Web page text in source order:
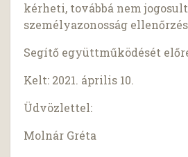
kérheti, továbbá nem
személyazonosság
Segítő együttműködését
Kelt: 2021. április 10.
Üdvözlettel:
Molnár Gréta